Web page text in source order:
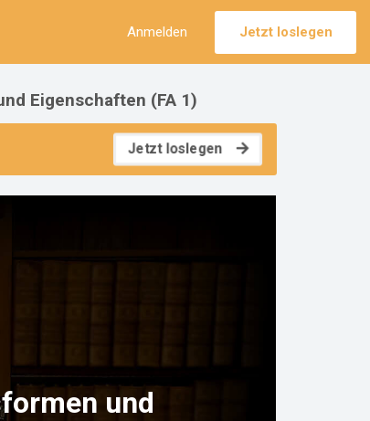
Jetzt loslegen
Anmelden
Eigenschaften (FA 1)
Jetzt loslegen
und